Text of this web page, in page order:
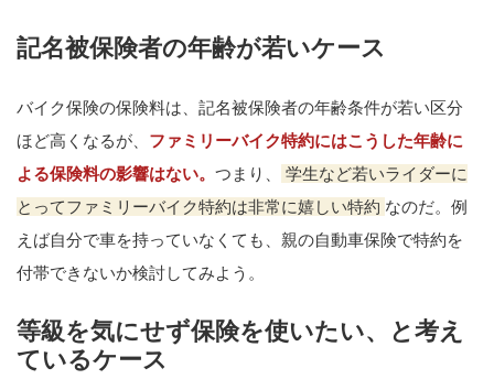
記名被保険者の年齢が若いケース
バイク保険の保険料は、記名被保険者の年齢条件が若い区分
ほど高くなるが、 ファミリーバイク特約にはこうした年齢に
よる保険料の影響はない。 つまり、
学生など若いライダーに
とってファミリーバイク特約は非常に嬉しい特約 なのだ。例
えば自分で車を持っていなくても、親の自動車保険で特約を
付帯できないか検討してみよう。
等級を気にせず保険を使いたい、と考え
ているケース